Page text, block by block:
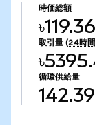
時価総額
取引量 (24時
循環供給量